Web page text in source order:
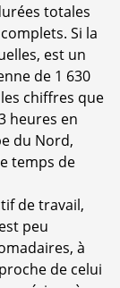
totales
Si la
est un
de 1 630
chiffres que
heures en
du Nord,
temps de
de travail,
peu
à
de celui